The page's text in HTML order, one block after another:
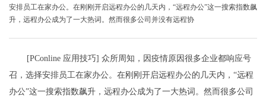
安排员工在家办公。在刚刚开启远程办公的几天内，“远程办公”这一搜索指数飙
升，远程办公成为了一大热词。然而很多公司并没有远程协
[PConline 应用技巧] 众所周知，因疫情原因很多企业都响应号
召，选择安排员工在家办公。在刚刚开启远程办公的几天内，“远程
办公”这一搜索指数飙升，远程办公成为了一大热词。然而很多公司